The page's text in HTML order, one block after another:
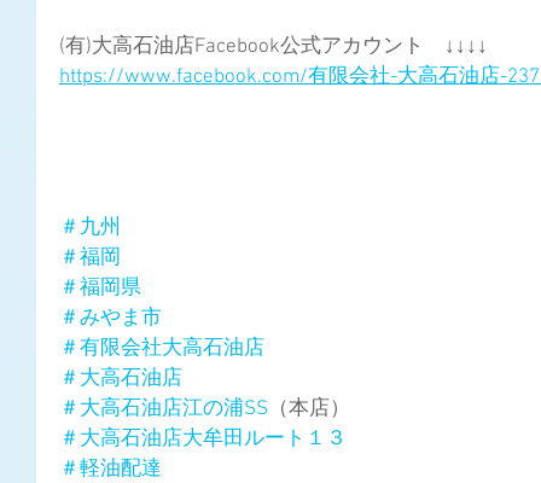
(有)大高石油店Facebook公式アカウント　↓↓↓↓
https://www.facebook.com/有限会社-大高石油店-
＃九州
＃福岡
＃福岡県
＃みやま市
＃有限会社大高石油店
＃大高石油店
＃大高石油店江の浦SS （本店）
＃大高石油店大牟田ルート１３
＃軽油配達